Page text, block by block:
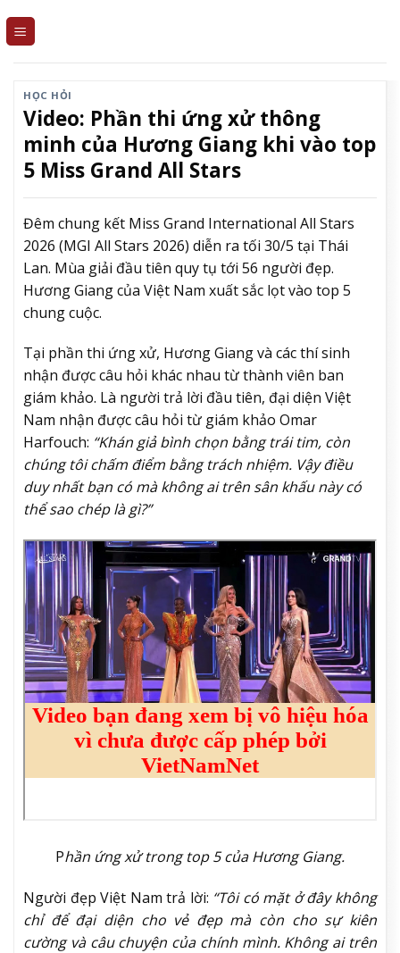
HỌC HỎI
Video: Phần thi ứng xử thông
minh của Hương Giang khi vào top
5 Miss Grand All Stars
Đêm chung kết Miss Grand International All Stars
2026 (MGI All Stars 2026) diễn ra tối 30/5 tại Thái
Lan. Mùa giải đầu tiên quy tụ tới 56 người đẹp.
Hương Giang của Việt Nam xuất sắc lọt vào top 5
chung cuộc.
Tại phần thi ứng xử, Hương Giang và các thí sinh
nhận được câu hỏi khác nhau từ thành viên ban
giám khảo. Là người trả lời đầu tiên, đại diện Việt
Nam nhận được câu hỏi từ giám khảo Omar
Harfouch: “Khán giả bình chọn bằng trái tim, còn
chúng tôi chấm điểm bằng trách nhiệm. Vậy điều
duy nhất bạn có mà không ai trên sân khấu này có
thể sao chép là gì?”
Phần ứng xử trong top 5 của Hương Giang.
Người đẹp Việt Nam trả lời: “Tôi có mặt ở đây không
chỉ để đại diện cho vẻ đẹp mà còn cho sự kiên
cường và câu chuyện của chính mình. Không ai trên